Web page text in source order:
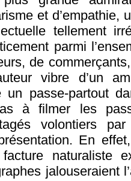
et d’empathie,
tellement
parmi
de
vibre d’un
un passe-partout
à filmer les
volontiers
En
naturaliste
jalouseraient